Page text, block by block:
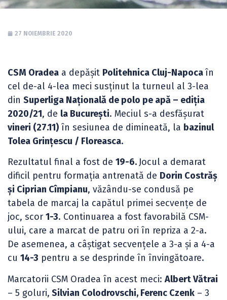
27 NOIEMBRIE 2020
CSM Oradea a depășit Politehnica Cluj-Napocaîn
cel de-al 4-lea meci susținut la turneul al 3-lea
din Superliga Națională de polo pe apă – ediția
2020/21, de la București. Meciul s-a desfășurat
vineri (27.11) în sesiunea de dimineată, la bazinul
Tolea Grințescu / Floreasca.
Rezultatul final a fost de 19-6. Jocul a demarat
dificil pentru formația antrenată de Dorin Costrăș
și Ciprian Cîmpianu, văzându-se condusă pe
tabela de marcaj la capătul primei secvențe de
joc, scor 1-3. Continuarea a fost favorabilă CSM-
ului, care a marcat de patru ori în repriza a 2-a.
De asemenea, a câștigat secvențele a 3-a și a 4-a
cu 14-3 pentru a se desprinde în învingătoare.
Marcatorii CSM Oradea în acest meci: Albert Vătrai
– 5 goluri, Silvian Colodrovschi, Ferenc Czenk – 3